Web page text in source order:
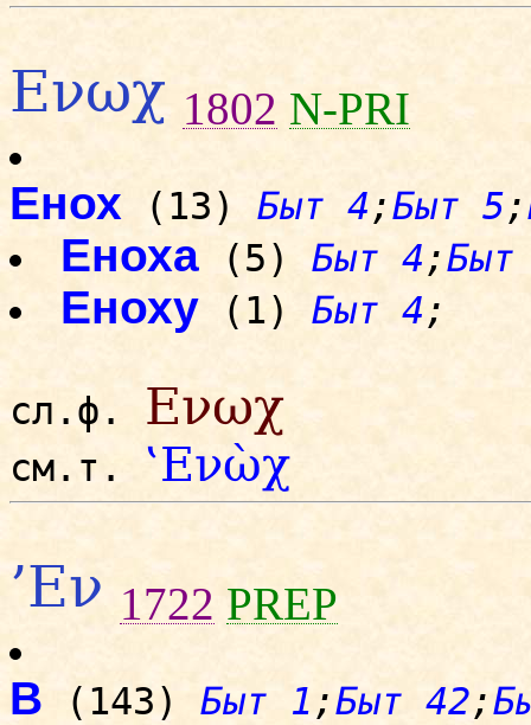
Ενωχ 1802 N-PRI
Енох (13) Быт 4;Быт 5;
Еноха(5) Быт 4;Быт
Еноху(1) Быт 4;
сл.ф. Ενωχ
см.т. ‛Ενὼχ
’Εν 1722 PREP
В (143) Быт 1 ;Быт 42;